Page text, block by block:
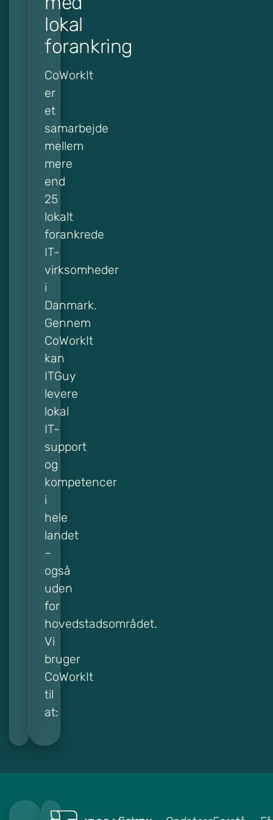
lokal
forankring
CoWorkIt
er
et
samarbejde
mellem
mere
end
25
lokalt
forankrede
IT-
virksomheder
i
Danmark.
Gennem
CoWorkIt
kan
ITGuy
levere
lokal
IT-
support
og
kompetencer
i
hele
landet
–
også
uden
for
hovedstadsområdet.
Vi
bruger
CoWorkIt
til
at: